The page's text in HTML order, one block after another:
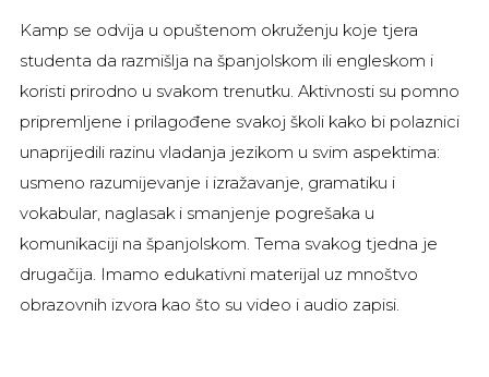
Kamp se odvija u opuštenom okruženju koje tjera
studenta da razmišlja na španjolskom ili engleskom i
koristi prirodno u svakom trenutku. Aktivnosti su pomno
pripremljene i prilagođene svakoj školi kako bi polaznici
unaprijedili razinu vladanja jezikom u svim aspektima:
usmeno razumijevanje i izražavanje, gramatiku i
vokabular, naglasak i smanjenje pogrešaka u
komunikaciji na španjolskom. Tema svakog tjedna je
drugačija. Imamo edukativni materijal uz mnoštvo
obrazovnih izvora kao što su video i audio zapisi.